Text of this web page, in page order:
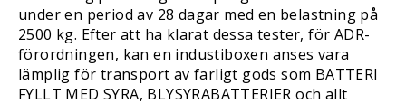
under en period av 28 dagar med en belastning på
2500 kg. Efter att ha klarat dessa tester, för ADR-
förordningen, kan en industiboxen anses vara
lämplig för transport av farligt gods som BATTERI
FYLLT MED SYRA, BLYSYRABATTERIER och allt